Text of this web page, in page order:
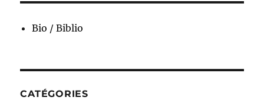
Bio / Biblio
CATÉGORIES